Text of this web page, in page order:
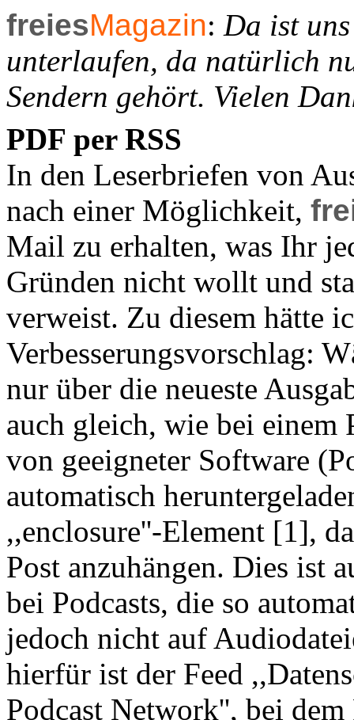
freiesMagazin: Da ist
unterlaufen, da natürlich
Sendern gehört. Vielen
PDF per RSS
In den Leserbriefen von
nach einer Möglichkeit,
Mail zu erhalten, was Ihr
Gründen nicht wollt und
verweist. Zu diesem hätte
Verbesserungsvorschlag:
nur über die neueste
auch gleich, wie bei einem
von geeigneter Software
automatisch
,,enclosure''-Element [1],
Post anzuhängen. Dies ist
bei Podcasts, die so
jedoch nicht auf
hierfür ist der Feed
Podcast Network'', bei